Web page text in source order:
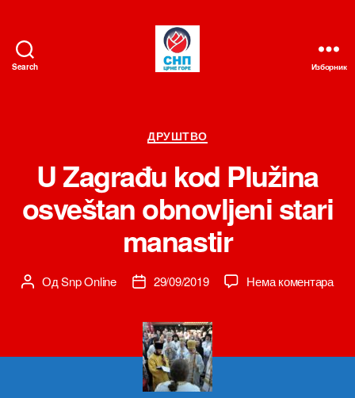
Search Изборник
Категорије
ДРУШТВО
U Zagrađu kod Plužina
osveštan obnovljeni stari
manastir
Аутор
ОдSnp Online
Датум29/09/2019 Нема коментарана